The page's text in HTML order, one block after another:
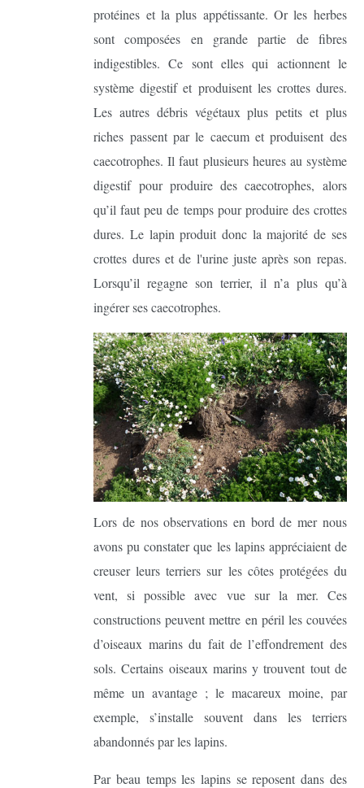
protéines et la plus appétissante. Or les herbes
sont composées en grande partie de fibres
indigestibles. Ce sont elles qui actionnent le
système digestif et produisent les crottes dures.
Les autres débris végétaux plus petits et plus
riches passent par le caecum et produisent des
caecotrophes. Il faut plusieurs heures au système
digestif pour produire des caecotrophes, alors
qu’il faut peu de temps pour produire des crottes
dures. Le lapin produit donc la majorité de ses
crottes dures et de l'urine juste après son repas.
Lorsqu’il regagne son terrier, il n’a plus qu’à
ingérer ses caecotrophes.
Lors de nos observations en bord de mer nous
avons pu constater que les lapins appréciaient de
creuser leurs terriers sur les côtes protégées du
vent, si possible avec vue sur la mer. Ces
constructions peuvent mettre en péril les couvées
d’oiseaux marins du fait de l’effondrement des
sols. Certains oiseaux marins y trouvent tout de
même un avantage ; le macareux moine, par
exemple, s’installe souvent dans les terriers
abandonnés par les lapins.
Par beau temps les lapins se reposent dans des